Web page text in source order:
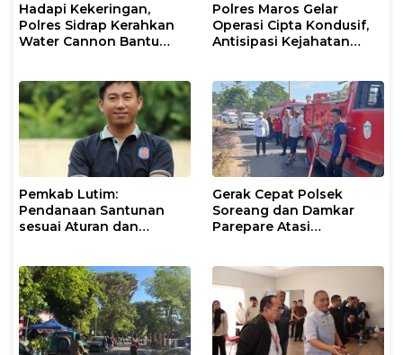
Hadapi Kekeringan,
Polres Sidrap Kerahkan
Water Cannon Bantu
Polres Maros Gelar
Operasi Cipta Kondusif,
Antisipasi Kejahatan
Pemkab Lutim:
Pendanaan Santunan
sesuai Aturan dan
Gerak Cepat Polsek
Soreang dan Damkar
Parepare Atasi